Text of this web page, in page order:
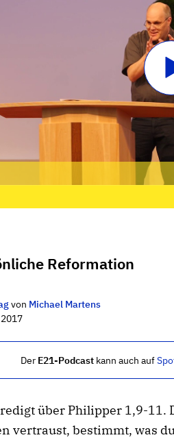
Reformation
von Michael Martens
Der E21-Podcast kann auch auf
über Philipper 1,9-11.
vertraust, bestimmt, was